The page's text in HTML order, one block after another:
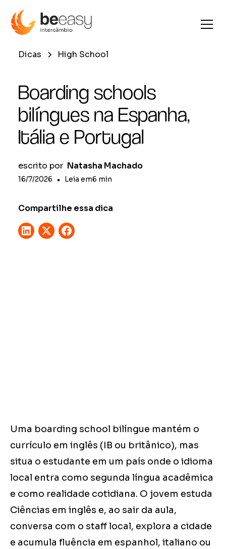
Dicas High School
Boarding schools
bilíngues na Espanha,
Itália e Portugal
escrito por Natasha Machado
16/7/2026 • Leia em6 min
Compartilhe essa dica
Uma boarding school bilíngue mantém o
currículo em inglês (IB ou britânico), mas
situa o estudante em um país onde o idioma
local entra como segunda língua acadêmica
e como realidade cotidiana. O jovem estuda
Ciências em inglês e, ao sair da aula,
conversa com o staff local, explora a cidade
e acumula fluência em espanhol, italiano ou